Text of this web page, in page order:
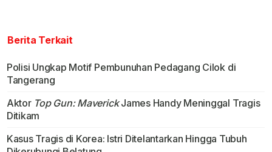
Berita Terkait
Polisi Ungkap Motif Pembunuhan Pedagang Cilok di
Tangerang
Aktor Top Gun: MaverickJames Handy Meninggal Tragis
Ditikam
Kasus Tragis di Korea: Istri Ditelantarkan Hingga Tubuh